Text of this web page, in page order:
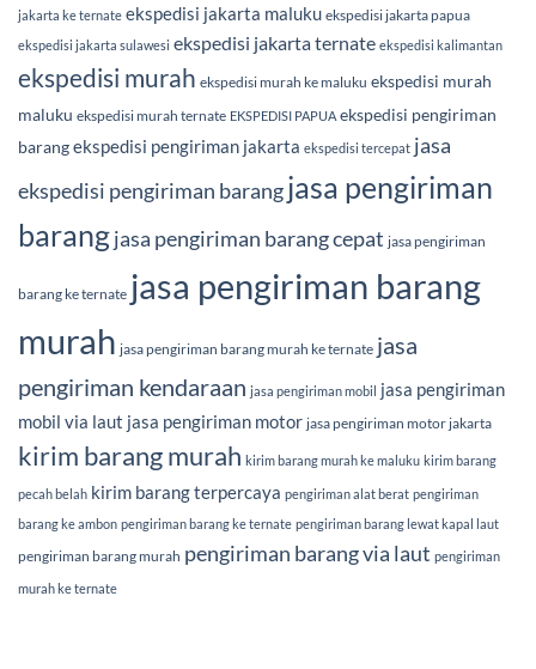
jakarta ke ternate ekspedisi jakarta maluku ekspedisi jakarta papua
ekspedisi jakarta sulawesi ekspedisi jakarta ternate ekspedisi kalimantan
ekspedisi murah ekspedisi murah ke maluku ekspedisi murah
maluku ekspedisi murah ternate EKSPEDISI PAPUA ekspedisi pengiriman
barangekspedisi pengiriman jakarta ekspedisi tercepat jasa
ekspedisi pengiriman barangjasa pengiriman
barangjasa pengiriman barang cepat jasa pengiriman
barang ke ternate jasa pengiriman barang
murah jasa pengiriman barang murah ke ternate jasa
pengiriman kendaraan jasa pengiriman mobil jasa pengiriman
mobil via laut jasa pengiriman motor jasa pengiriman motor jakarta
kirim barang murah kirim barang murah ke maluku kirim barang
pecah belah kirim barang terpercaya pengiriman alat berat pengiriman
barang ke ambon pengiriman barang ke ternate pengiriman barang lewat kapal laut
pengiriman barang murah pengiriman barang via laut pengiriman
murah ke ternate